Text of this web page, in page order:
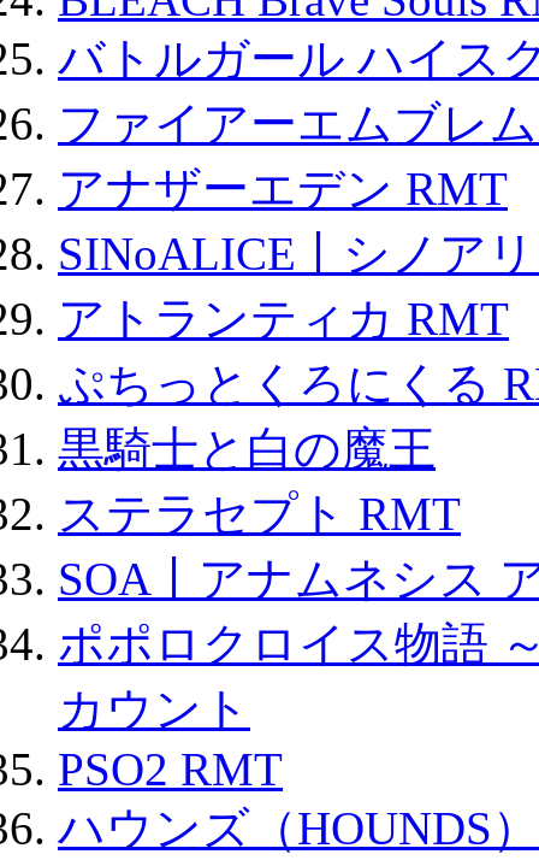
バトルガール ハイス
ファイアーエムブレ
アナザーエデン RMT
SINoALICE丨シノア
アトランティカ RMT
ぷちっとくろにくる
黒騎士と白の魔王
ステラセプト RMT
SOA丨アナムネシス
ポポロクロイス物語
カウント
PSO2 RMT
ハウンズ（HOUNDS